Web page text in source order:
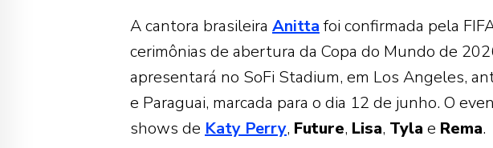
A cantora brasileira Anittafoi confirmada pela
cerimônias de abertura da Copa do Mundo de
apresentará no SoFi Stadium, em Los Angeles,
e Paraguai, marcada para o dia 12 de junho. O
shows de Katy Perry, Future, Lisa, Tyla e Rema.